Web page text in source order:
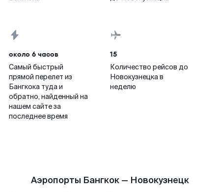
около 6 часов
Самый быстрый
прямой перелет из
Бангкока туда и
обратно, найденный на
нашем сайте за
последнее время
15
Количество рейсов до
Новокузнецка в
неделю
Аэропорты Бангкок — Новокузнецк